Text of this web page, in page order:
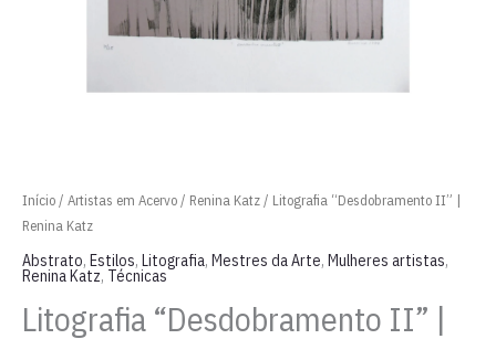
Início/ Artistas em Acervo/ Renina Katz/ Litografia “Desdobramento II” |
Renina Katz
Abstrato, Estilos, Litografia, Mestres da Arte, Mulheres artistas,
Renina Katz, Técnicas
Litografia “Desdobramento II” |